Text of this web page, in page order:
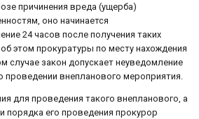
причинения вреда (ущерба)
оно начинается
24 часов после получения таких
этом прокуратуры по месту нахождения
случае закон допускает неуведомление
проведении внепланового мероприятия.
для проведения такого внепланового, а
порядка его проведения прокурор